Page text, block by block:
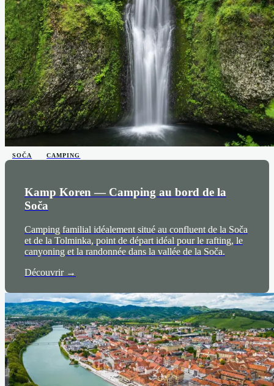
SOČA CAMPING
Kamp Koren — Camping au bord de la
Soča
Camping familial idéalement situé au confluent de la Soča
et de la Tolminka, point de départ idéal pour le rafting, le
canyoning et la randonnée dans la vallée de la Soča.
Découvrir →